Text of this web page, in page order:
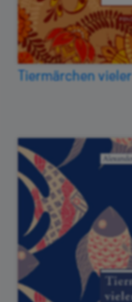
Tiermärchen